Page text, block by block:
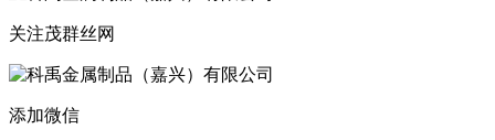
关注茂群丝网
添加微信